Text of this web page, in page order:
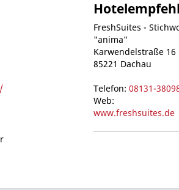
FreshSuites -
"anima"
Karwendelstraße 16
85221 Dachau
Telefon:08131-
Web:
www.freshsuites.de